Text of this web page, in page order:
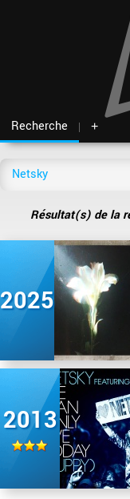
Recherche +
Fil d'actu
Membres
Résultat(s) de la
2025
2013